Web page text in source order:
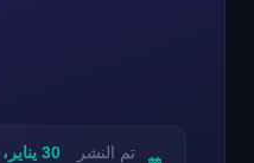
تم النشر
30 يناير،